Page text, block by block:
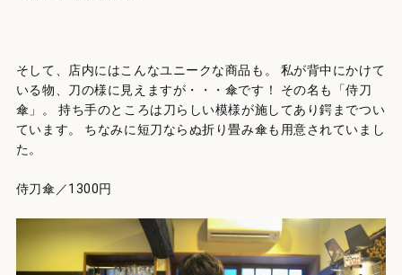
そして、店内にはこんなユニークな商品も。 私が背中にかけて
いる物、刀の様に見えますが・・・傘です！ その名も「侍刀
傘」。 持ち手のところは刀らしい模様が施してあり鍔までつい
ています。 ちなみに短刀ならぬ折り畳み傘も用意されていまし
た。
侍刀傘／1300円